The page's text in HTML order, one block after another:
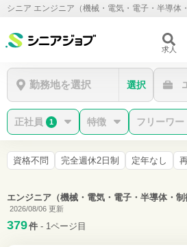
求人
勤務地を選択 選択
正社員 1 特徴 フリーワー
資格不問 完全週休2日制 定年なし
エンジニア（機械・電気・電子・半導体・制
2026/08/06 更新
379件 - 1ページ目